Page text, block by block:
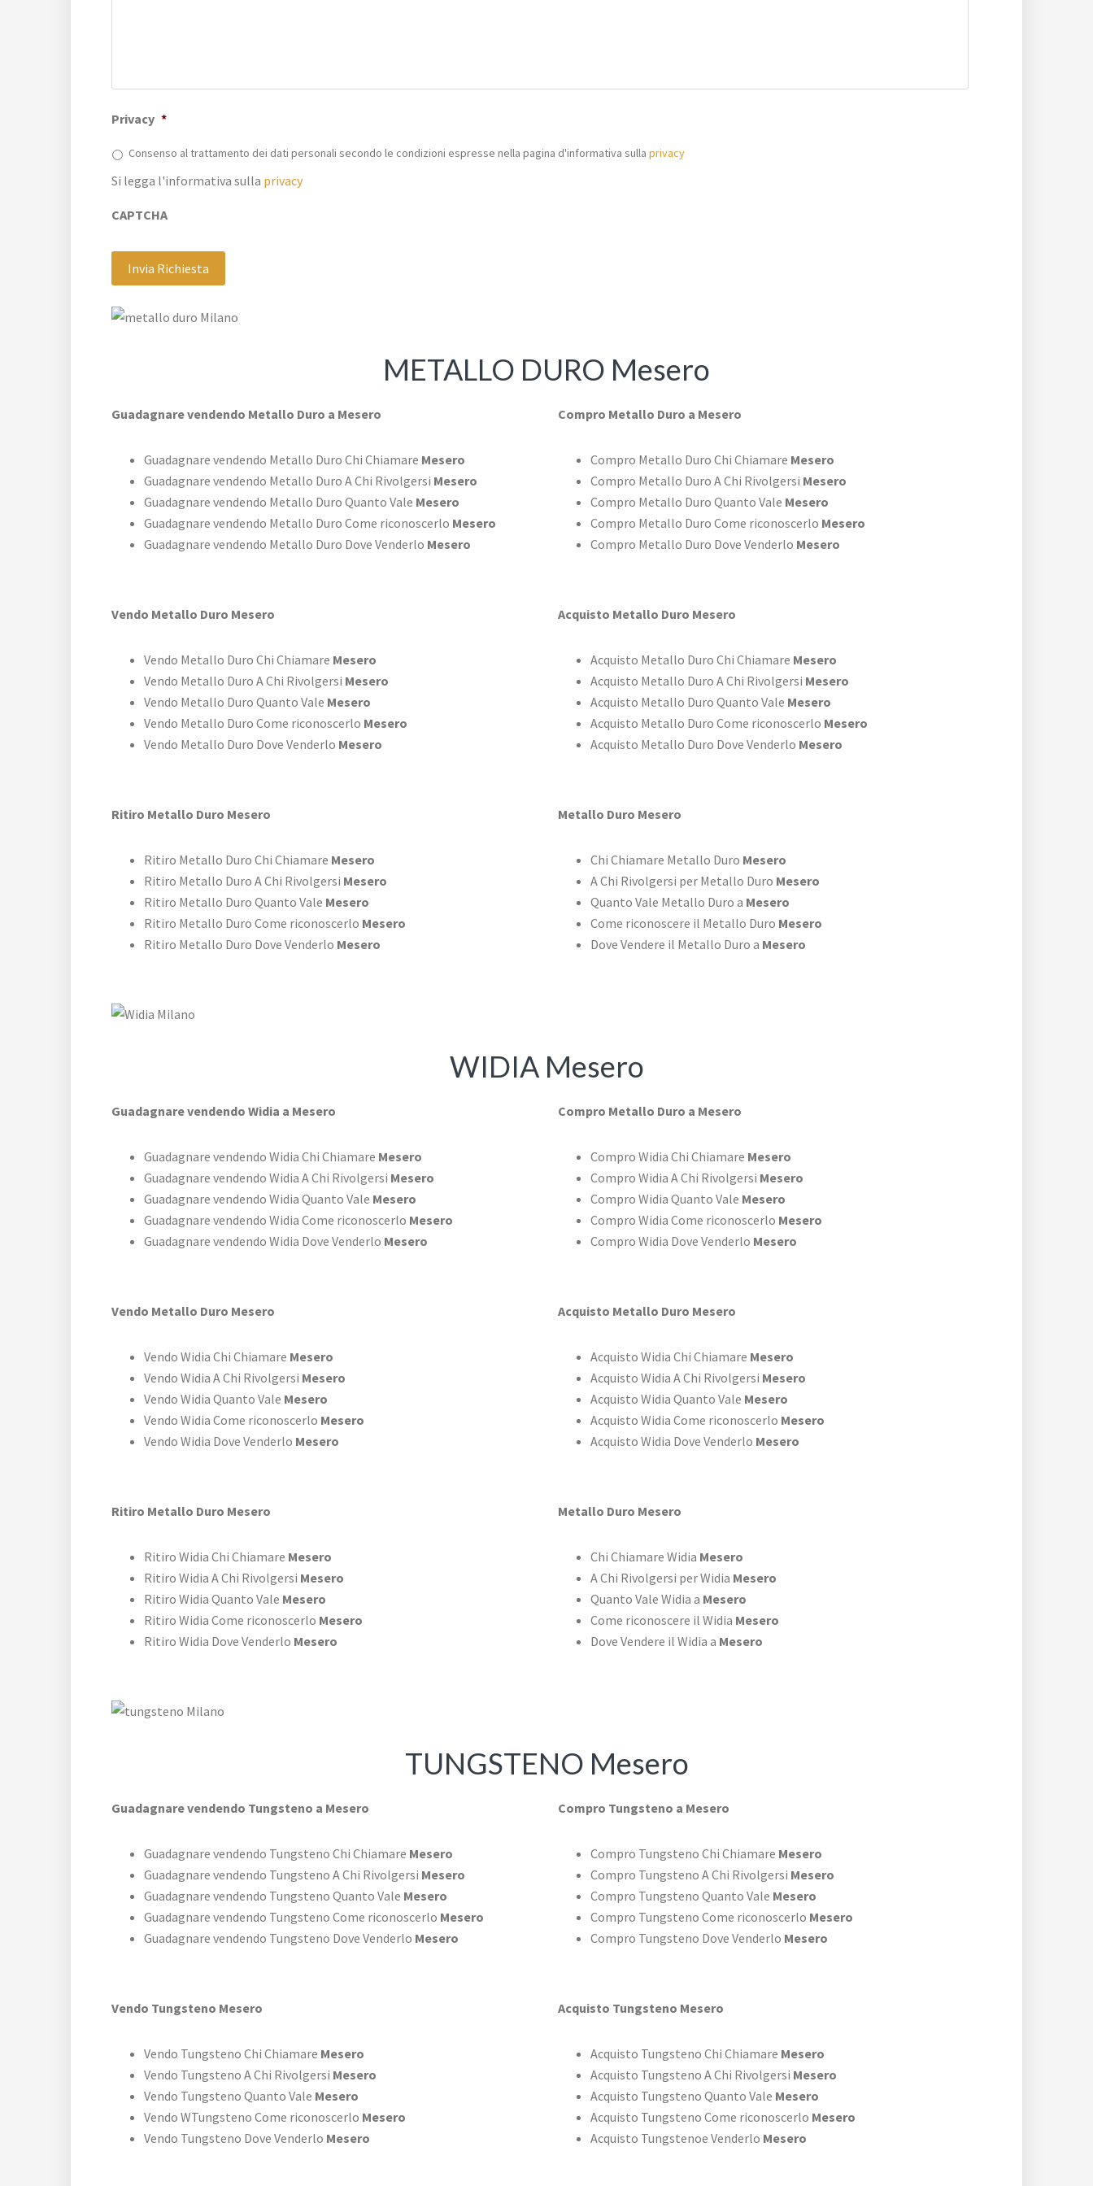
Privacy *
Consenso al trattamento dei dati personali secondo le condizioni espresse nella pagina d'informativa sulla privacy
Si legga l'informativa sulla privacy
CAPTCHA
METALLO DURO Mesero
Guadagnare vendendo Metallo Duro a Mesero
Guadagnare vendendo Metallo Duro Chi Chiamare Mesero
Guadagnare vendendo Metallo Duro A Chi Rivolgersi Mesero
Guadagnare vendendo Metallo Duro Quanto Vale Mesero
Guadagnare vendendo Metallo Duro Come riconoscerlo Mesero
Guadagnare vendendo Metallo Duro Dove Venderlo Mesero
Compro Metallo Duro a Mesero
Compro Metallo Duro Chi Chiamare Mesero
Compro Metallo Duro A Chi Rivolgersi Mesero
Compro Metallo Duro Quanto Vale Mesero
Compro Metallo Duro Come riconoscerlo Mesero
Compro Metallo Duro Dove Venderlo Mesero
Vendo Metallo Duro Mesero
Vendo Metallo Duro Chi Chiamare Mesero
Vendo Metallo Duro A Chi Rivolgersi Mesero
Vendo Metallo Duro Quanto Vale Mesero
Vendo Metallo Duro Come riconoscerlo Mesero
Vendo Metallo Duro Dove Venderlo Mesero
Acquisto Metallo Duro Mesero
Acquisto Metallo Duro Chi Chiamare Mesero
Acquisto Metallo Duro A Chi Rivolgersi Mesero
Acquisto Metallo Duro Quanto Vale Mesero
Acquisto Metallo Duro Come riconoscerlo Mesero
Acquisto Metallo Duro Dove Venderlo Mesero
Ritiro Metallo Duro Mesero
Ritiro Metallo Duro Chi Chiamare Mesero
Ritiro Metallo Duro A Chi Rivolgersi Mesero
Ritiro Metallo Duro Quanto Vale Mesero
Ritiro Metallo Duro Come riconoscerlo Mesero
Ritiro Metallo Duro Dove Venderlo Mesero
Metallo Duro Mesero
Chi Chiamare Metallo Duro Mesero
A Chi Rivolgersi per Metallo Duro Mesero
Quanto Vale Metallo Duro a Mesero
Come riconoscere il Metallo Duro Mesero
Dove Vendere il Metallo Duro a Mesero
WIDIA Mesero
Guadagnare vendendo Widia a Mesero
Guadagnare vendendo Widia Chi Chiamare Mesero
Guadagnare vendendo Widia A Chi Rivolgersi Mesero
Guadagnare vendendo Widia Quanto Vale Mesero
Guadagnare vendendo Widia Come riconoscerlo Mesero
Guadagnare vendendo Widia Dove Venderlo Mesero
Compro Metallo Duro a Mesero
Compro Widia Chi Chiamare Mesero
Compro Widia A Chi Rivolgersi Mesero
Compro Widia Quanto Vale Mesero
Compro Widia Come riconoscerlo Mesero
Compro Widia Dove Venderlo Mesero
Vendo Metallo Duro Mesero
Vendo Widia Chi Chiamare Mesero
Vendo Widia A Chi Rivolgersi Mesero
Vendo Widia Quanto Vale Mesero
Vendo Widia Come riconoscerlo Mesero
Vendo Widia Dove Venderlo Mesero
Acquisto Metallo Duro Mesero
Acquisto Widia Chi Chiamare Mesero
Acquisto Widia A Chi Rivolgersi Mesero
Acquisto Widia Quanto Vale Mesero
Acquisto Widia Come riconoscerlo Mesero
Acquisto Widia Dove Venderlo Mesero
Ritiro Metallo Duro Mesero
Ritiro Widia Chi Chiamare Mesero
Ritiro Widia A Chi Rivolgersi Mesero
Ritiro Widia Quanto Vale Mesero
Ritiro Widia Come riconoscerlo Mesero
Ritiro Widia Dove Venderlo Mesero
Metallo Duro Mesero
Chi Chiamare Widia Mesero
A Chi Rivolgersi per Widia Mesero
Quanto Vale Widia a Mesero
Come riconoscere il Widia Mesero
Dove Vendere il Widia a Mesero
TUNGSTENO Mesero
Guadagnare vendendo Tungsteno a Mesero
Guadagnare vendendo Tungsteno Chi Chiamare Mesero
Guadagnare vendendo Tungsteno A Chi Rivolgersi Mesero
Guadagnare vendendo Tungsteno Quanto Vale Mesero
Guadagnare vendendo Tungsteno Come riconoscerlo Mesero
Guadagnare vendendo Tungsteno Dove Venderlo Mesero
Compro Tungsteno a Mesero
Compro Tungsteno Chi Chiamare Mesero
Compro Tungsteno A Chi Rivolgersi Mesero
Compro Tungsteno Quanto Vale Mesero
Compro Tungsteno Come riconoscerlo Mesero
Compro Tungsteno Dove Venderlo Mesero
Vendo Tungsteno Mesero
Vendo Tungsteno Chi Chiamare Mesero
Vendo Tungsteno A Chi Rivolgersi Mesero
Vendo Tungsteno Quanto Vale Mesero
Vendo WTungsteno Come riconoscerlo Mesero
Vendo Tungsteno Dove Venderlo Mesero
Acquisto Tungsteno Mesero
Acquisto Tungsteno Chi Chiamare Mesero
Acquisto Tungsteno A Chi Rivolgersi Mesero
Acquisto Tungsteno Quanto Vale Mesero
Acquisto Tungsteno Come riconoscerlo Mesero
Acquisto Tungstenoe Venderlo Mesero